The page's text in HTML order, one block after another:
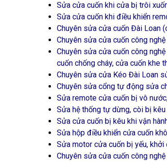
Sửa cửa cuốn khi cửa bị trôi
Sửa cửa cuốn khi điều khiển
Chuyên sửa cửa cuốn Đài Loan
Chuyên sửa cửa cuốn công
Chuyên sửa cửa cuốn công
cuốn chống cháy, cửa cuốn khe
Chuyên sửa cửa Kéo Đài Loan
Chuyên sửa cổng tự động sửa
Sửa remote cửa cuốn bị vô
Sửa hệ thống tự dừng, còi bị
Sửa cửa cuốn bị kêu khi vận
Sửa hộp điều khiển cửa cuốn
Sửa motor cửa cuốn bị yếu,
Chuyên sửa cửa cuốn công nghệ